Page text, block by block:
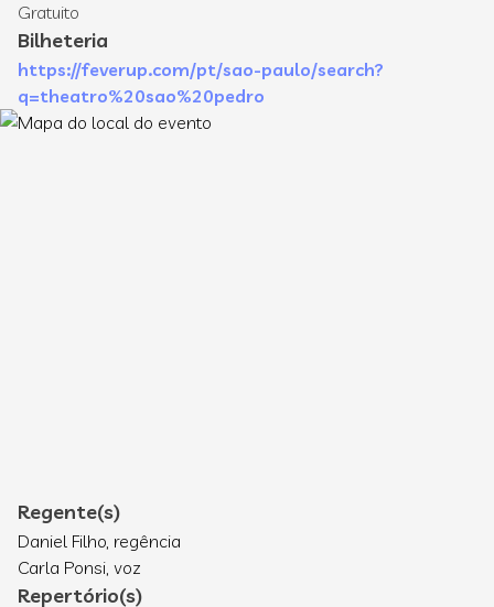
Gratuito
Bilheteria
https://feverup.com/pt/sao-paulo/search?
q=theatro%20sao%20pedro
Regente(s)
Daniel Filho, regência
Carla Ponsi, voz
Repertório(s)